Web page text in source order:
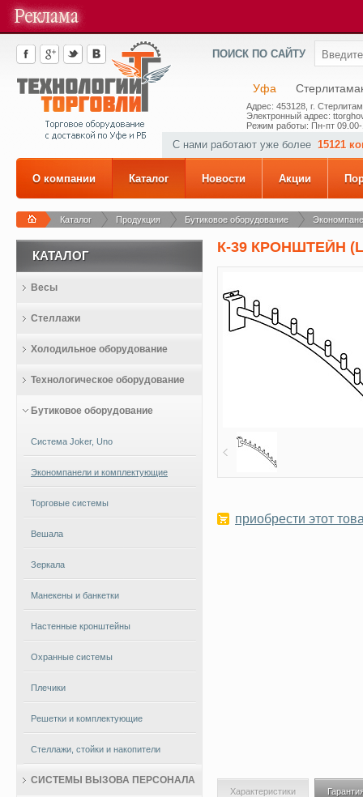
ПОИСК ПО САЙТУ
Уфа
Адрес: 453128, г.
Электронный адрес:
Режим работы: Пн-пт
С нами работают уже более 15121
О компании Каталог Новости Акции
Каталог Продукция Бутиковое оборудование
К-39 КРОНШТЕЙН
приобрести этот
Характеристики
КАТАЛОГ
Весы
Стеллажи
Холодильное оборудование
Технологическое оборудование
Бутиковое оборудование
Система Joker, Uno
Экономпанели и комплектующие
Торговые системы
Вешала
Зеркала
Манекены и банкетки
Настенные кронштейны
Охранные системы
Плечики
Решетки и комплектующие
Стеллажи, стойки и накопители
СИСТЕМЫ ВЫЗОВА ПЕРСОНАЛА